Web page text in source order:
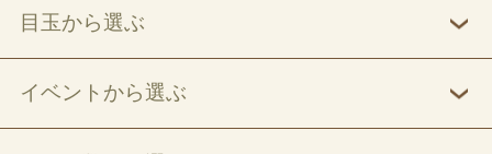
目玉から選ぶ
イベントから選ぶ